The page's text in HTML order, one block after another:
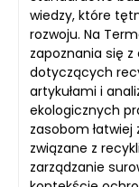
wiedzy, które
rozwoju. Na
zapoznania się
dotyczących
artykułami i
ekologicznych
zasobom
związane z
zarządzanie